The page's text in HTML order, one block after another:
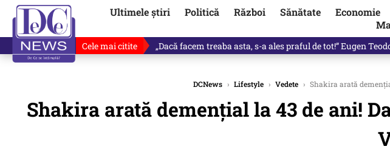
Ultimele știri Politică Război Sănătate Economie
Cele mai citite Victor Ponta, anunț despre noul partid și viitorul său politic
DCNews › Lifestyle › Vedete › Shakira arată
Shakira arată demențial la 43 de ani!